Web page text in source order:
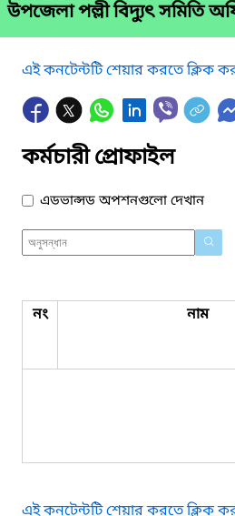
উপজেলা পল্লী বিদ্যুৎ সমিতি
এই কনটেন্টটি শেয়ার করতে ক্লিক
কর্মচারী প্রোফাইল
এডভান্সড অপশনগুলো দেখান
নং নাম
এই কনটেন্টটি শেয়ার করতে ক্লিক